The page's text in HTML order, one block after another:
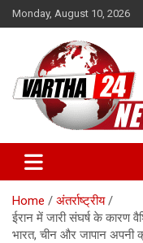
Skip
to
Monday, August 10, 2026
Vartha 24
Home
अंतर्राष्ट्रीय
ईरान में जारी संघर्ष के कारण
भारत, चीन और जापान